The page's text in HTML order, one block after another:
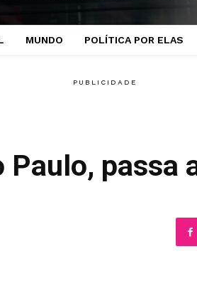
MUNDO POLÍTICA POR ELAS
passa